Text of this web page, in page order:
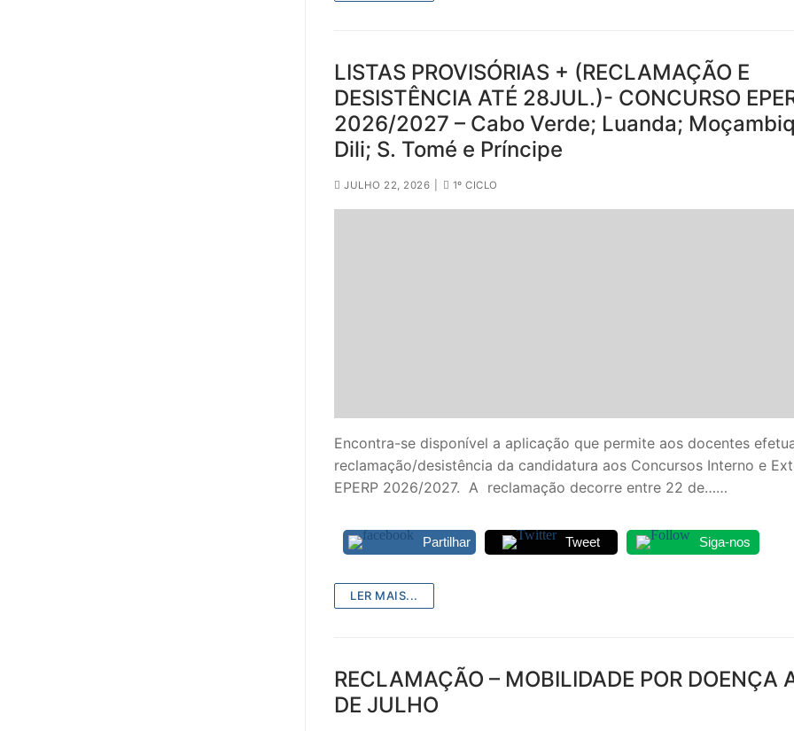
LISTAS PROVISÓRIAS + (RECLAMAÇÃO E
DESISTÊNCIA ATÉ 28JUL.)- CONCURSO
2026/2027 – Cabo Verde; Luanda;
Dili; S. Tomé e Príncipe
JULHO 22, 2026 1º CICLO
Encontra-se disponível a aplicação que permite aos docentes
reclamação/desistência da candidatura aos Concursos Interno e
EPERP 2026/2027. A reclamação decorre entre 22 de……
Partilhar Tweet Siga-nos
LER MAIS...
RECLAMAÇÃO – MOBILIDADE POR DOENÇA
DE JULHO